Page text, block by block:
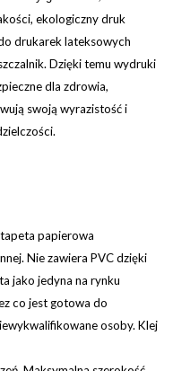
ekologiczny druk
drukarek lateksowych
Dzięki temu wydruki
dla zdrowia,
swoją wyrazistość i
tapeta papierowa
Nie zawiera PVC dzięki
jako jedyna na rynku
co jest gotowa do
osoby. Klej